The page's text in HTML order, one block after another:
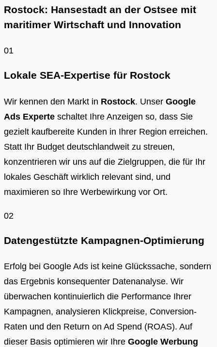
Rostock: Hansestadt an der Ostsee mit
maritimer Wirtschaft und Innovation
01
Lokale SEA-Expertise für Rostock
Wir kennen den Markt in Rostock. Unser Google
Ads Experte schaltet Ihre Anzeigen so, dass Sie
gezielt kaufbereite Kunden in Ihrer Region erreichen.
Statt Ihr Budget deutschlandweit zu streuen,
konzentrieren wir uns auf die Zielgruppen, die für Ihr
lokales Geschäft wirklich relevant sind, und
maximieren so Ihre Werbewirkung vor Ort.
02
Datengestützte Kampagnen-Optimierung
Erfolg bei Google Ads ist keine Glückssache, sondern
das Ergebnis konsequenter Datenanalyse. Wir
überwachen kontinuierlich die Performance Ihrer
Kampagnen, analysieren Klickpreise, Conversion-
Raten und den Return on Ad Spend (ROAS). Auf
dieser Basis optimieren wir Ihre Google Werbung